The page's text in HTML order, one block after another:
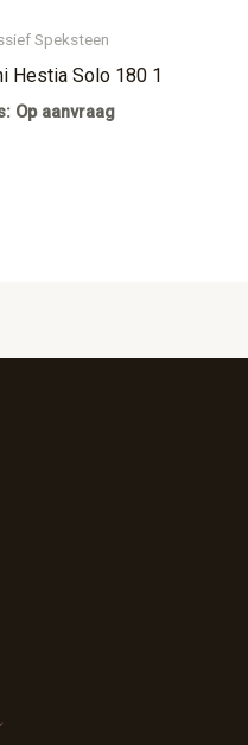
Speksteen
Hestia Solo 180 1
Op aanvraag